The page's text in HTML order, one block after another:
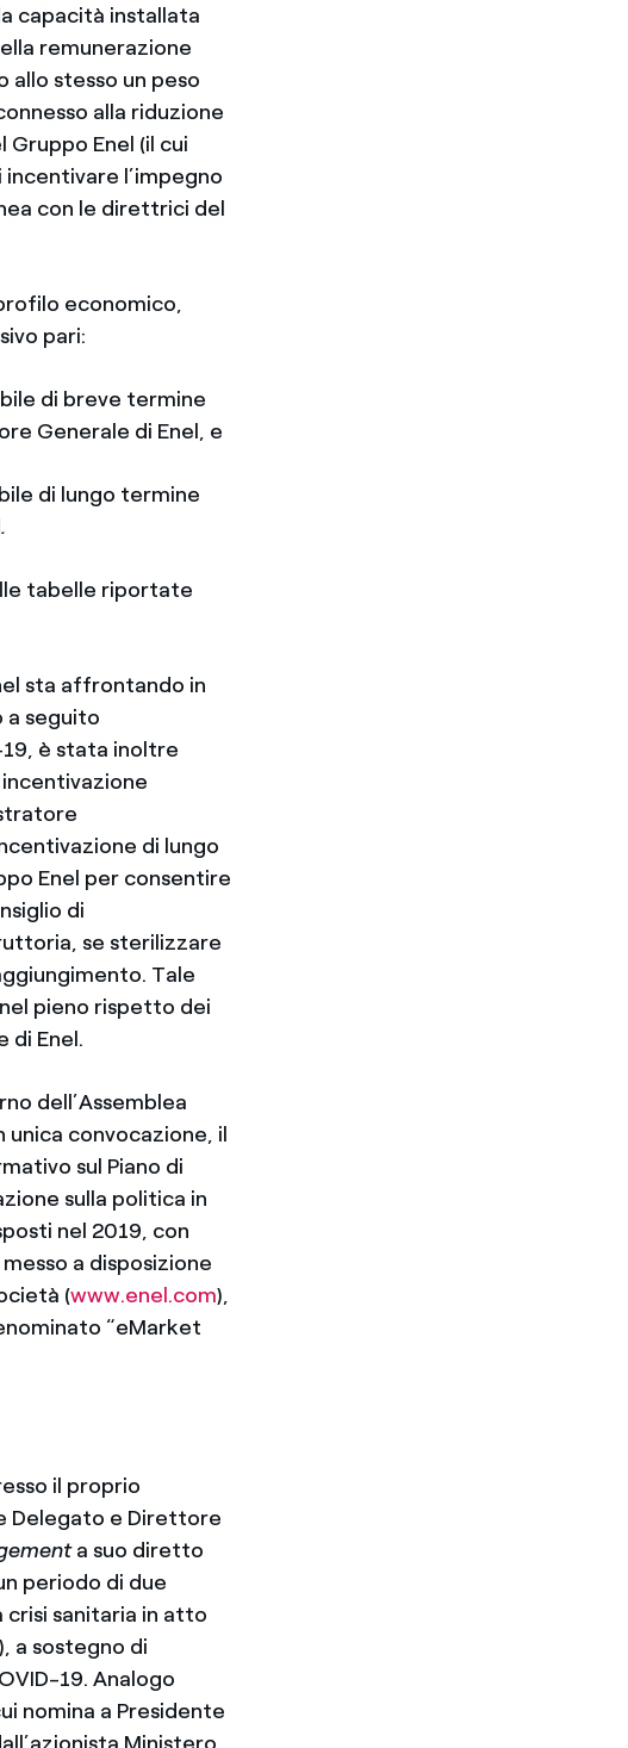
capacità installata
remunerazione
allo stesso un peso
alla riduzione
Enel (il cui
l’impegno
con le direttrici del
economico,
pari:
di breve termine
Generale di Enel, e
di lungo termine
.
tabelle riportate
sta affrontando in
seguito
19, è stata inoltre
di lungo
Enel per consentire
di
se sterilizzare
Tale
pieno rispetto dei
di Enel.
dell’Assemblea
convocazione, il
sul Piano di
sulla politica in
nel 2019, con
a disposizione
(www.enel.com),
“eMarket
il proprio
Delegato e Direttore
a suo diretto
periodo di due
crisi sanitaria in atto
a sostegno di
19. Analogo
nomina a Presidente